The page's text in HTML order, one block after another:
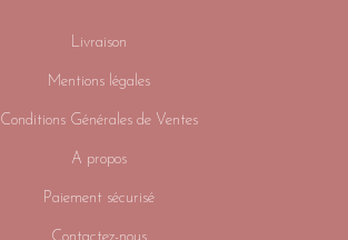
Livraison
Mentions légales
Conditions Générales de Ventes
A propos
Paiement sécurisé